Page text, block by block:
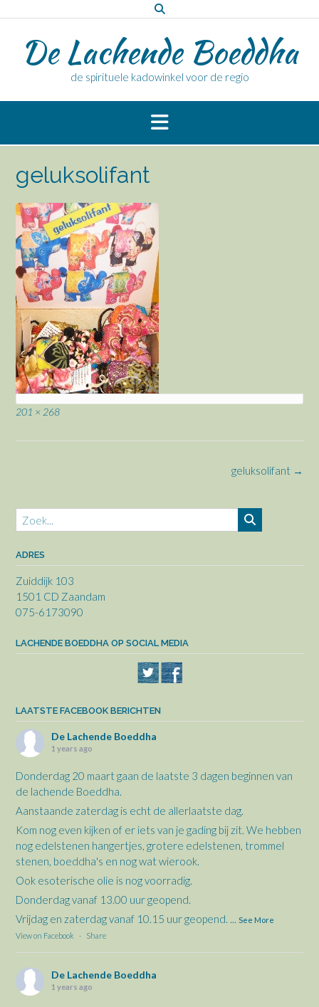
naar
inhoudDe Lachende Boeddha
de spirituele kadowinkel voor de regio
geluksolifant
Volledige
201 × 268
geluksolifant →
ADRES
Zuiddijk 103
1501 CD Zaandam
075-6173090
LACHENDE BOEDDHA OP SOCIAL MEDIA
LAATSTE FACEBOOK BERICHTEN
De Lachende Boeddha
1 years ago
Donderdag 20 maart gaan de laatste 3 dagen beginnen van
de lachende Boeddha.
Aanstaande zaterdag is echt de allerlaatste dag.
Kom nog even kijken of er iets van je gading bij zit. We hebben
nog edelstenen hangertjes, grotere edelstenen, trommel
stenen, boeddha's en nog wat wierook.
Ook esoterische olie is nog voorradig.
Donderdag vanaf 13.00 uur geopend.
Vrijdag en zaterdag vanaf 10.15 uur geopend. ... See More
View on Facebook
· Share
De Lachende Boeddha
1 years ago